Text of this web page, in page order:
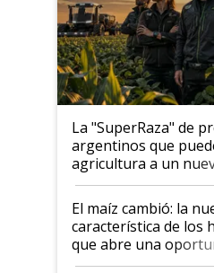
La "SuperRaza" de
argentinos que
agricultura a un
posibilidades de
infinitas"
El maíz cambió: la
característica de los
que abre una
el lote